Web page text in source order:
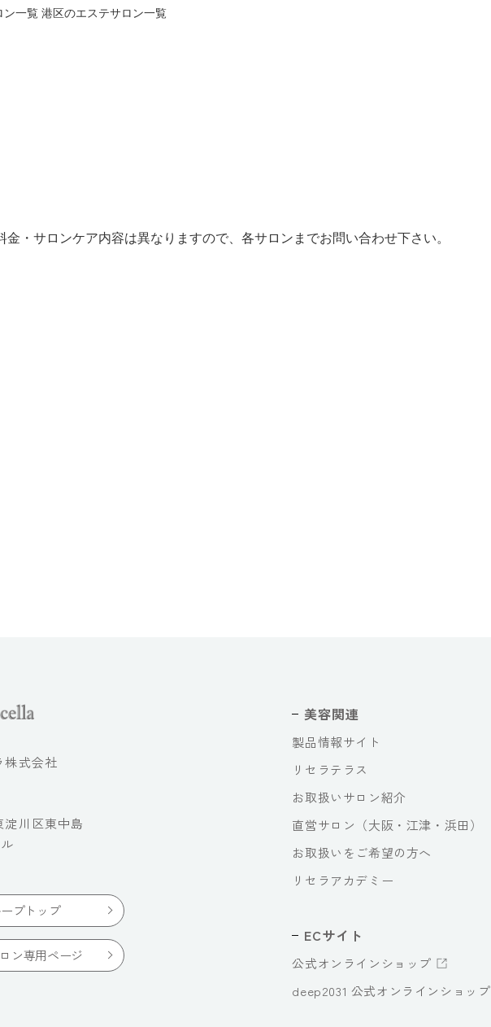
ン一覧 港区のエステサロン一覧
・サロンケア内容は異なりますので、各サロンまでお問い合わせ下さい。
株式会社
川区東中島
プトップ
ン専用ページ
美容関連
製品情報サイト
リセラテラス
お取扱いサロン紹介
直営サロン（大阪・江津・浜田）
お取扱いをご希望の方へ
リセラアカデミー
ECサイト
公式オンラインショップ
deep2031 公式オンラインショップ